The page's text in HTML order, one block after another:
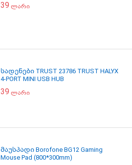
39 ლარი
სადენები TRUST 23786 TRUST HALYX
4-PORT MINI USB HUB
39 ლარი
მაუსპადი Borofone BG12 Gaming
Mouse Pad (800*300mm)